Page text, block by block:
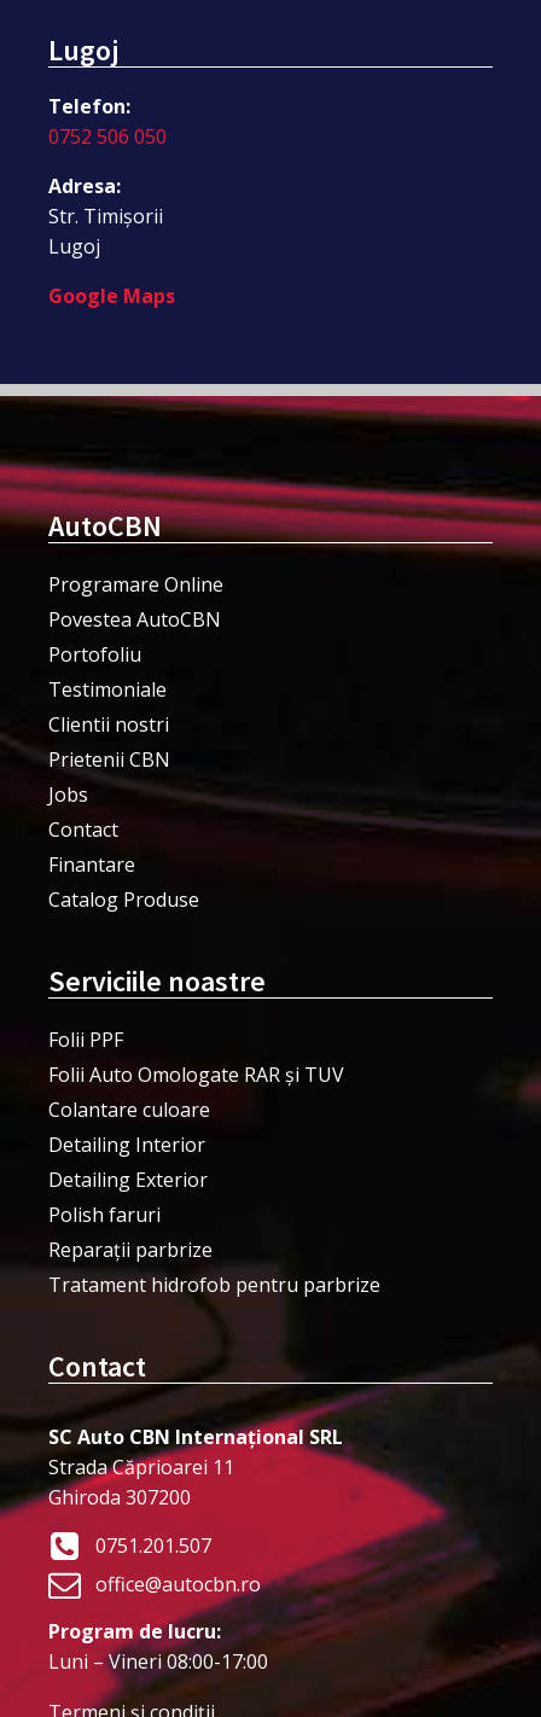
Lugoj
Telefon:
0752 506 050
Adresa:
Str. Timișorii
Lugoj
Google Maps
AutoCBN
Programare Online
Povestea AutoCBN
Portofoliu
Testimoniale
Clientii nostri
Prietenii CBN
Jobs
Contact
Finantare
Catalog Produse
Serviciile noastre
Folii PPF
Folii Auto Omologate RAR și TUV
Colantare culoare
Detailing Interior
Detailing Exterior
Polish faruri
Reparații parbrize
Tratament hidrofob pentru parbrize
Contact
SC Auto CBN Internațional SRL
Strada Căprioarei 11
Ghiroda 307200
0751.201.507
office@autocbn.ro
Program de lucru:
Luni – Vineri 08:00-17:00